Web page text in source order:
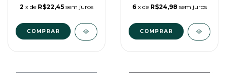
2 x de R$22,45 sem juros
6 x de R$24,98 sem juros
COMPRAR